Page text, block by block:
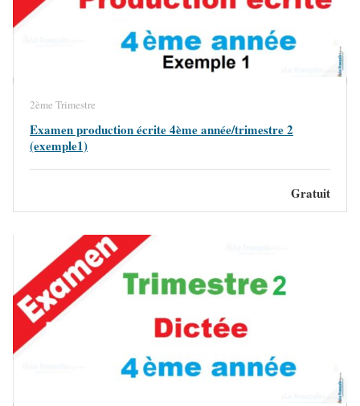
2ème Trimestre
Examen production écrite 4ème année/trimestre 2
(exemple1)
Gratuit